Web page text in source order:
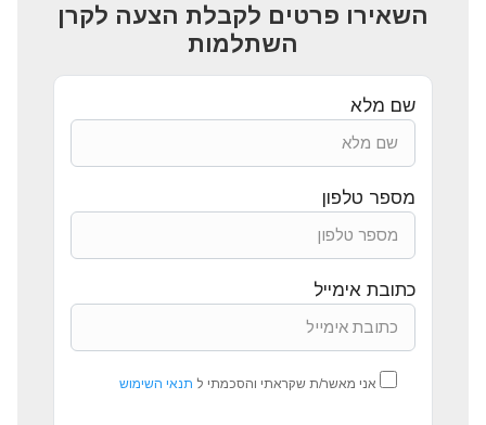
השאירו פרטים לקבלת הצעה לקרן
השתלמות
שם מלא
מספר טלפון
כתובת אימייל
אני מאשר/ת שקראתי והסכמתי ל תנאי השימוש